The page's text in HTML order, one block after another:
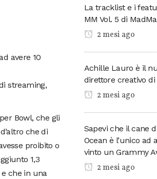
avere 10
streaming,
Bowl, che gli
che di
proibito o
1,3
che in una
La tracklist e i
MM Vol. 5 di
2 mesi ago
Achille Lauro è il
direttore creativo
2 mesi ago
Sapevi che il cane
Ocean è l’unico ad
vinto un Grammy
2 mesi ago